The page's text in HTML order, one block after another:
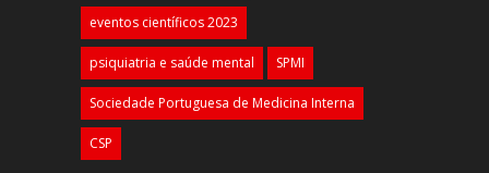
eventos científicos 2023
psiquiatria e saúde mental SPMI
Sociedade Portuguesa de Medicina Interna
CSP